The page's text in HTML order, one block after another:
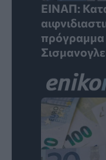
ΕΙΝΑΠ:
πρόγραμμα